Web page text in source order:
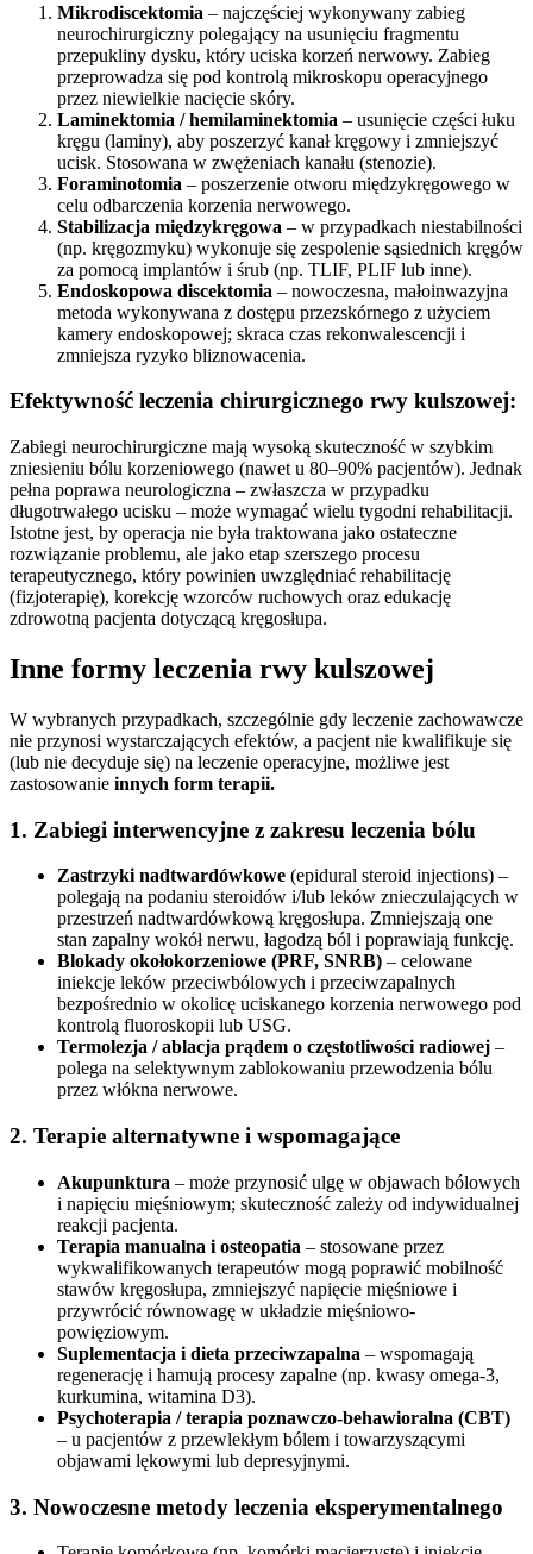
Mikrodiscektomia – najczęściej wykonywany zabieg
neurochirurgiczny polegający na usunięciu fragmentu
przepukliny dysku, który uciska korzeń nerwowy. Zabieg
przeprowadza się pod kontrolą mikroskopu operacyjnego
przez niewielkie nacięcie skóry.
Laminektomia / hemilaminektomia – usunięcie części łuku
kręgu (laminy), aby poszerzyć kanał kręgowy i zmniejszyć
ucisk. Stosowana w zwężeniach kanału (stenozie).
Foraminotomia – poszerzenie otworu międzykręgowego w
celu odbarczenia korzenia nerwowego.
Stabilizacja międzykręgowa – w przypadkach niestabilności
(np. kręgozmyku) wykonuje się zespolenie sąsiednich kręgów
za pomocą implantów i śrub (np. TLIF, PLIF lub inne).
Endoskopowa discektomia – nowoczesna, małoinwazyjna
metoda wykonywana z dostępu przezskórnego z użyciem
kamery endoskopowej; skraca czas rekonwalescencji i
zmniejsza ryzyko bliznowacenia.
Efektywność leczenia chirurgicznego rwy kulszowej:
Zabiegi neurochirurgiczne mają wysoką skuteczność w szybkim
zniesieniu bólu korzeniowego (nawet u 80–90% pacjentów). Jednak
pełna poprawa neurologiczna – zwłaszcza w przypadku
długotrwałego ucisku – może wymagać wielu tygodni rehabilitacji.
Istotne jest, by operacja nie była traktowana jako ostateczne
rozwiązanie problemu, ale jako etap szerszego procesu
terapeutycznego, który powinien uwzględniać rehabilitację
(fizjoterapię), korekcję wzorców ruchowych oraz edukację
zdrowotną pacjenta dotyczącą kręgosłupa.
Inne formy leczenia rwy kulszowej
W wybranych przypadkach, szczególnie gdy leczenie zachowawcze
nie przynosi wystarczających efektów, a pacjent nie kwalifikuje się
(lub nie decyduje się) na leczenie operacyjne, możliwe jest
zastosowanie innych form terapii.
1. Zabiegi interwencyjne z zakresu leczenia bólu
Zastrzyki nadtwardówkowe (epidural steroid injections) –
polegają na podaniu steroidów i/lub leków znieczulających w
przestrzeń nadtwardówkową kręgosłupa. Zmniejszają one
stan zapalny wokół nerwu, łagodzą ból i poprawiają funkcję.
Blokady okołokorzeniowe (PRF, SNRB) – celowane
iniekcje leków przeciwbólowych i przeciwzapalnych
bezpośrednio w okolicę uciskanego korzenia nerwowego pod
kontrolą fluoroskopii lub USG.
Termolezja / ablacja prądem o częstotliwości radiowej –
polega na selektywnym zablokowaniu przewodzenia bólu
przez włókna nerwowe.
2. Terapie alternatywne i wspomagające
Akupunktura – może przynosić ulgę w objawach bólowych
i napięciu mięśniowym; skuteczność zależy od indywidualnej
reakcji pacjenta.
Terapia manualna i osteopatia – stosowane przez
wykwalifikowanych terapeutów mogą poprawić mobilność
stawów kręgosłupa, zmniejszyć napięcie mięśniowe i
przywrócić równowagę w układzie mięśniowo-
powięziowym.
Suplementacja i dieta przeciwzapalna – wspomagają
regenerację i hamują procesy zapalne (np. kwasy omega-3,
kurkumina, witamina D3).
Psychoterapia / terapia poznawczo-behawioralna (CBT)
– u pacjentów z przewlekłym bólem i towarzyszącymi
objawami lękowymi lub depresyjnymi.
3. Nowoczesne metody leczenia eksperymentalnego